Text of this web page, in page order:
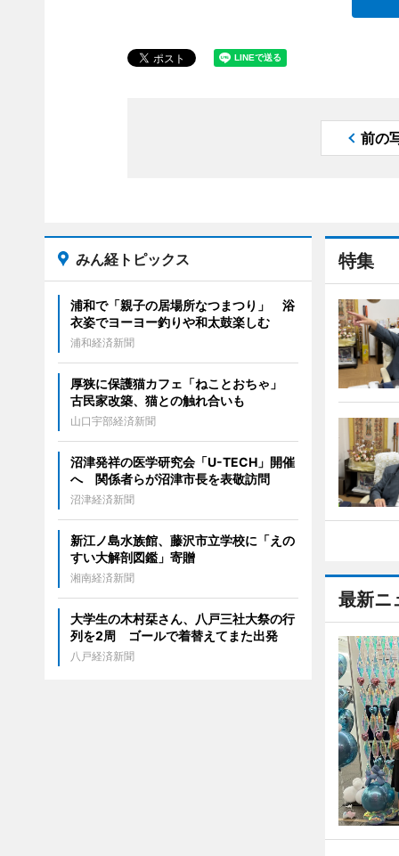
前の
特集
最新ニ
みん経トピックス
浦和で「親子の居場所なつまつり」 浴
衣姿でヨーヨー釣りや和太鼓楽しむ
浦和経済新聞
厚狭に保護猫カフェ「ねことおちゃ」
古民家改築、猫との触れ合いも
山口宇部経済新聞
沼津発祥の医学研究会「U-TECH」開催
へ 関係者らが沼津市長を表敬訪問
沼津経済新聞
新江ノ島水族館、藤沢市立学校に「えの
すい大解剖図鑑」寄贈
湘南経済新聞
大学生の木村栞さん、八戸三社大祭の行
列を2周 ゴールで着替えてまた出発
八戸経済新聞